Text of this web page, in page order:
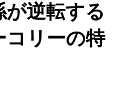
逆転する
コリーの特